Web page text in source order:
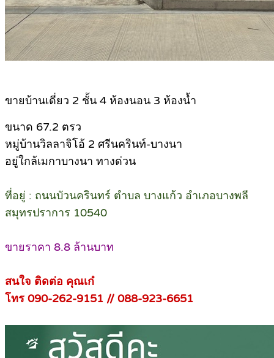
ขายบ้านเดี่ยว 2 ชั้น 4 ห้องนอน 3 ห้องน้ำ
ขนาด 67.2 ตรว
หมู่บ้านวิลลาจิโอ้ 2 ศรีนครินท์-บางนา
อยู่ใกล้เมกาบางนา ทางด่วน
ที่อยู่ : ถนนบัวนครินทร์ ตำบล บางแก้ว อำเภอบางพลี
สมุทรปราการ 10540
ขายราคา 8.8 ล้านบาท
สนใจ ติดต่อ คุณเก๋
โทร 090-262-9151 // 088-923-6651